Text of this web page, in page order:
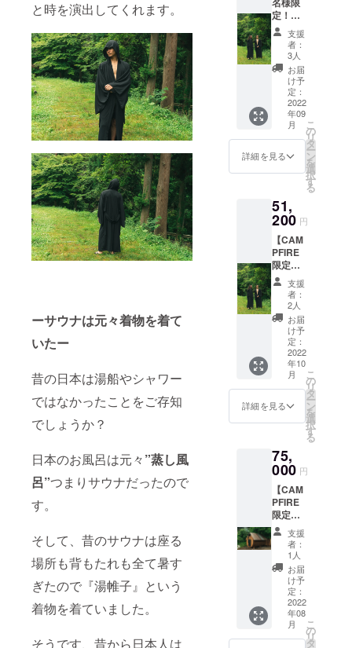
と時を演出してくれます。
ーサウナは元々着物を着て
いたー
昔の日本は湯船やシャワー
ではなかったことをご存知
でしょうか？
日本のお風呂は元々”蒸し風
呂”つまりサウナだったので
す。
そして、昔のサウナは座る
場所も背もたれも全て暑す
ぎたので『湯帷子』という
着物を着ていました。
そうです、昔から日本人は
名様以
上の場
合はお
一人追
加につ
き3,000
円現地
で頂戴
致しま
す。
（最大8
名）
堪能で
きるバ
レルサ
ウナ貸
し切り
利用チ
ケッ
ト。
「有効
期限：
2022年
9月1
日〜
名定員
とさせ
て頂き
ます。7
名様以
上の場
合はお
一人追
加につ
き3,000
円現地
で頂戴
致しま
す。
（最大8
名）
定！】
着物サ
ウナガ
ウン
20％OF
CAMPF
IRE限定
割引
（通常
料金
￥55,00
0＋送料
￥1,200
気浴で
着るサ
ウナ着
物ガウ
ンは、
非日常
を演出
してく
れま
す。 ※
備考欄
に身長
と体重
をご記
載くだ
さい。
（身長
でサイ
ズを決
めさせ
て頂き
ます）
支援
者：
3人
お届
け予
定：
2022
年09
月
詳細を見る
こ
の
リ
タ
ー
ン
を
選
択
す
る
51,
200 円
【CAM
PFIRE
限定価
格！】
サウナ
着物ガ
ウン
10％OF
CAMPF
IRE限定
割引
（通常
料金
￥55,00
0＋送料
）。 外
気浴で
着る着
物サウ
ナガウ
ンは、
非日常
を演出
してく
れま
す。 ※
備考欄
に身長
と体重
をご記
載くだ
支援
者：
2人
お届
け予
定：
2022
年10
月
詳細を見る
こ
の
リ
タ
ー
ン
を
選
択
す
る
75,
000 円
【CAM
PFIRE
限定価
格！】
Luontバ
レルサ
ウナお
得な5回
利用可
能な回
数券！
CAMPF
IRE限定
支援
者：
1人
お届
け予
定：
2022
年08
月
こ
の
リ
タ